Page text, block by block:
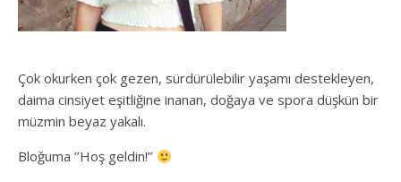
Çok okurken çok gezen, sürdürülebilir yaşamı destekleyen,
daima cinsiyet eşitliğine inanan, doğaya ve spora düşkün bir
müzmin beyaz yakalı.
Bloğuma ‘’Hoş geldin!’’